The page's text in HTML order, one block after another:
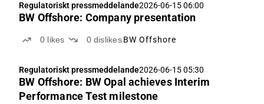
Regulatoriskt pressmeddelande2026-06-15 06:00
BW Offshore: Company presentation
0 likes 0 dislikes BW Offshore
Regulatoriskt pressmeddelande2026-06-15 05:30
BW Offshore: BW Opal achieves Interim
Performance Test milestone